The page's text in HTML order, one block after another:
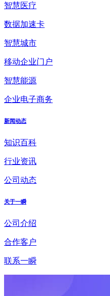
智慧医疗
数据加速卡
智慧城市
移动企业门户
智慧能源
企业电子商务
新闻动态
知识百科
行业资讯
公司动态
关于一瞬
公司介绍
合作客户
联系一瞬